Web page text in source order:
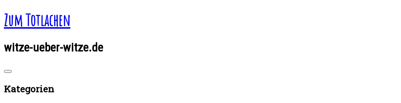
Zum Totlachen
witze-ueber-witze.de
Kategorien